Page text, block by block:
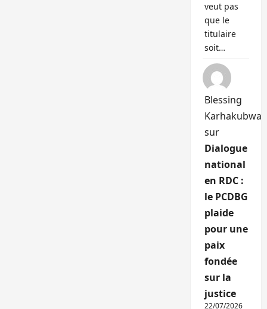
veut pas
que le
titulaire
soit…
Blessing
Karhakubwa
sur
Dialogue
national
en RDC :
le PCDBG
plaide
pour une
paix
fondée
sur la
justice
22/07/2026